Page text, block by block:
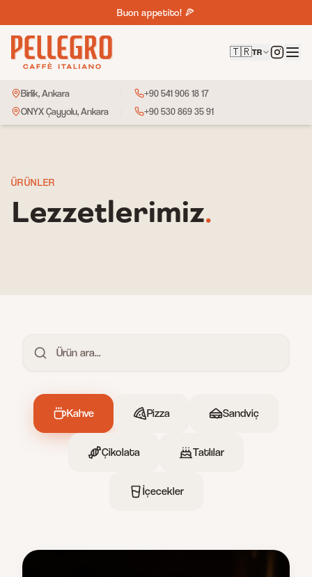
🇹🇷
🇬🇧
Buon appetito! 🍕
🇹🇷TR
Birlik, Ankara
+90 541 906 18 17
ONYX Çayyolu, Ankara
+90 530 869 35 91
ÜRÜNLER
Lezzetlerimiz.
Kahve Pizza Sandviç
Çikolata Tatlılar
İçecekler